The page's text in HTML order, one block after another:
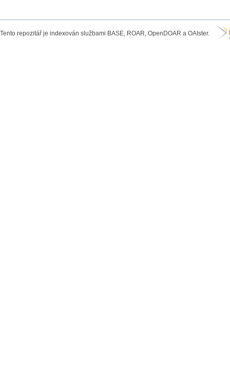
Tento repozitář je indexován službami BASE, ROAR, OpenDOAR a OAIster.